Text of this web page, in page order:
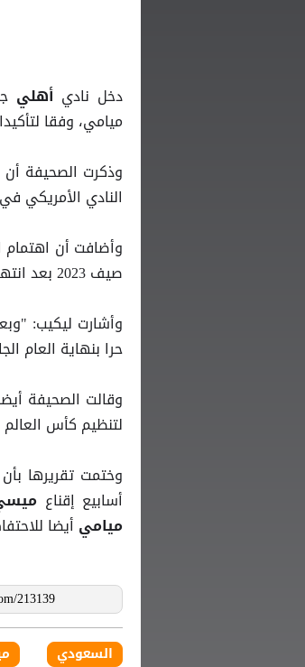
دخل نادي أهلي
ميامي، وفقا
وذكرت الصحيفة أن
النادي الأمريكي
وأضافت أن اهتمام
صيف 2023 بعد انتهاء تعاقده مع باريس سان جيرمان الفرنسي.
وأشارت ليكيب:
حرا بنهاية العام
وقالت الصحيفة
لتنظيم كأس العالم لكرة القدم 2034 تعتزم فعل كل ما في
وختمت تقريرها
أسابيع إقناع
ميامي أيضا
السعودي